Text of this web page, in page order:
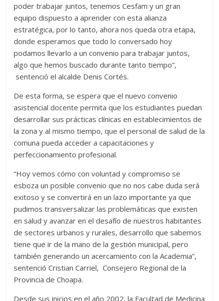
poder trabajar juntos, tenemos Cesfam y un gran
equipo dispuesto a aprender con esta alianza
estratégica, por lo tanto, ahora nos queda otra etapa,
donde esperamos que todo lo conversado hoy
podamos llevarlo a un convenio para trabajar juntos,
algo que hemos buscado durante tanto tiempo”,
sentenció el alcalde Denis Cortés.
De esta forma, se espera que el nuevo convenio
asistencial docente permita que los estudiantes puedan
desarrollar sus prácticas clínicas en establecimientos de
la zona y al mismo tiempo, que el personal de salud de la
comuna pueda acceder a capacitaciones y
perfeccionamiento profesional.
“Hoy vemos cómo con voluntad y compromiso se
esboza un posible convenio que no nos cabe duda será
exitoso y se convertirá en un lazo importante ya que
pudimos transversalizar las problemáticas que existen
en salud y avanzar en el desafío de nuestros habitantes
de sectores urbanos y rurales, desarrollo que sabemos
tiene que ir de la mano de la gestión municipal, pero
también generando un acercamiento con la Academia”,
sentenció Cristian Carriel, Consejero Regional de la
Provincia de Choapa.
Desde sus inicios en el año 2002, la Facultad de Medicina